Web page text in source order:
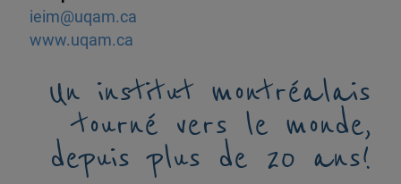
ieim@uqam.ca
www.uqam.ca
Un institut montréalais
tourné vers le monde,
depuis plus de 20 ans!